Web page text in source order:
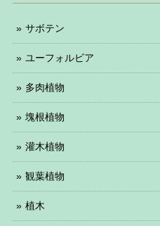
サボテン
ユーフォルビア
多肉植物
塊根植物
灌木植物
観葉植物
植木